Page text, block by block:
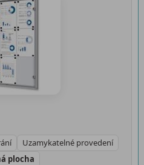
Uzamykatelné provedení
plocha